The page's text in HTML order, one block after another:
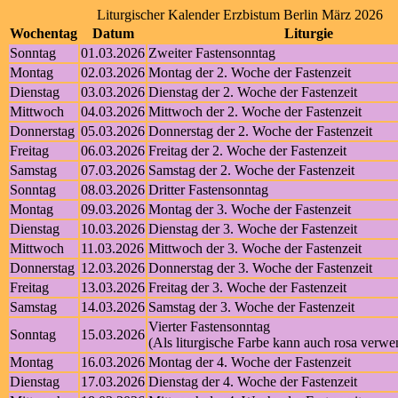
Liturgischer Kalender Erzbistum Berlin März 2026
Wochentag
Datum
Liturgie
Sonntag
01.03.2026 Zweiter Fastensonntag
Montag
02.03.2026 Montag der 2. Woche der Fastenzeit
Dienstag
03.03.2026 Dienstag der 2. Woche der Fastenzeit
Mittwoch
04.03.2026 Mittwoch der 2. Woche der Fastenzeit
Donnerstag 05.03.2026 Donnerstag der 2. Woche der Fastenzeit
Freitag
06.03.2026 Freitag der 2. Woche der Fastenzeit
Samstag
07.03.2026 Samstag der 2. Woche der Fastenzeit
Sonntag
08.03.2026 Dritter Fastensonntag
Montag
09.03.2026 Montag der 3. Woche der Fastenzeit
Dienstag
10.03.2026 Dienstag der 3. Woche der Fastenzeit
Mittwoch
11.03.2026 Mittwoch der 3. Woche der Fastenzeit
Donnerstag 12.03.2026 Donnerstag der 3. Woche der Fastenzeit
Freitag
13.03.2026 Freitag der 3. Woche der Fastenzeit
Samstag
14.03.2026 Samstag der 3. Woche der Fastenzeit
Sonntag
15.03.2026
Vierter Fastensonntag
(Als liturgische Farbe kann auch rosa
Montag
16.03.2026 Montag der 4. Woche der Fastenzeit
Dienstag
17.03.2026 Dienstag der 4. Woche der Fastenzeit